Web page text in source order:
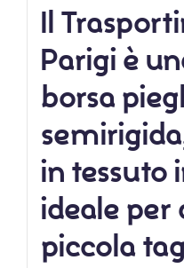
Il
Parigiè
borsa
in tessuto
ideale per
piccola